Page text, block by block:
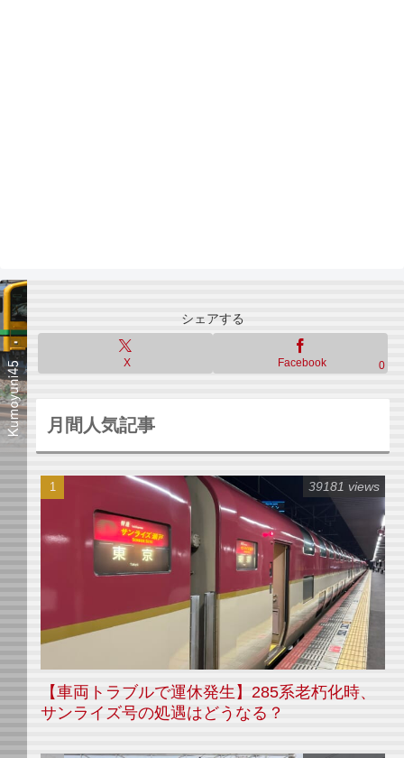
シェアする
X Facebook 0
月間人気記事
【車両トラブルで運休発生】285系老朽化時、
サンライズ号の処遇はどうなる？
39181 views